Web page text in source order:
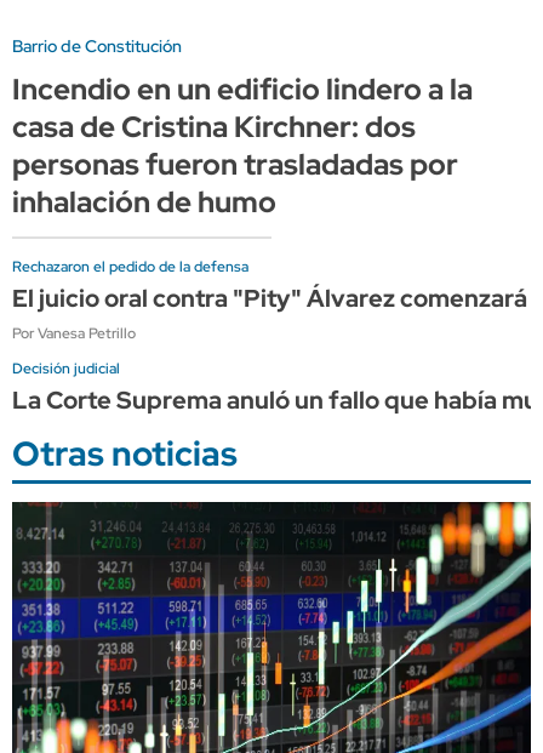
Barrio de Constitución
Incendio en un edificio lindero a la
casa de Cristina Kirchner: dos
personas fueron trasladadas por
inhalación de humo
Rechazaron el pedido de la defensa
El juicio oral contra "Pity" Álvarez comenzará
Por Vanesa Petrillo
Decisión judicial
La Corte Suprema anuló un fallo que había
Otras noticias